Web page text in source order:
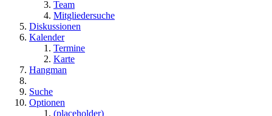
Team
Mitgliedersuche
Diskussionen
Kalender
Termine
Karte
Hangman
Suche
Optionen
(placeholder)